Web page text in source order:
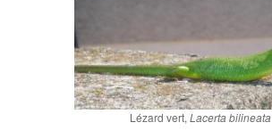
Lézard vert, Lacerta bilineata